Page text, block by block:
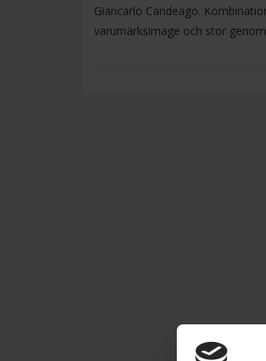
Giancarlo Candeago.
varumärksimage och stor